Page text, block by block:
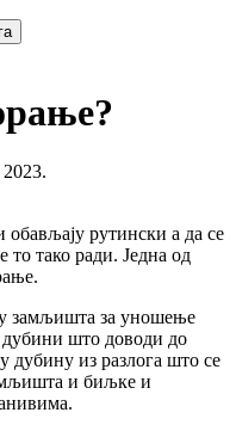
рутински а да се
то тако ради. Једна од
замљишта за уношење
дубини што доводи до
дубину из разлога што се
и биљке и